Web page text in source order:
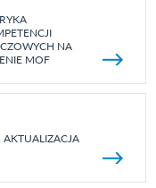
NA
MOF
AKTUALIZACJA